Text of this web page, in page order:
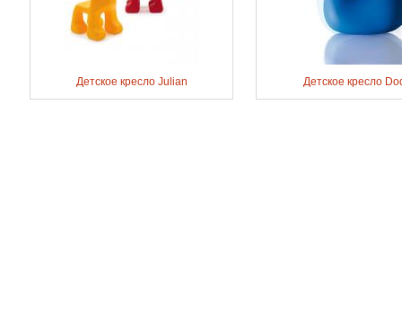
Детское кресло Julian Детское кресло